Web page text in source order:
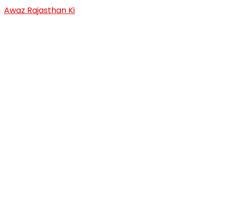
Skip
to
Awaz Rajasthan Ki